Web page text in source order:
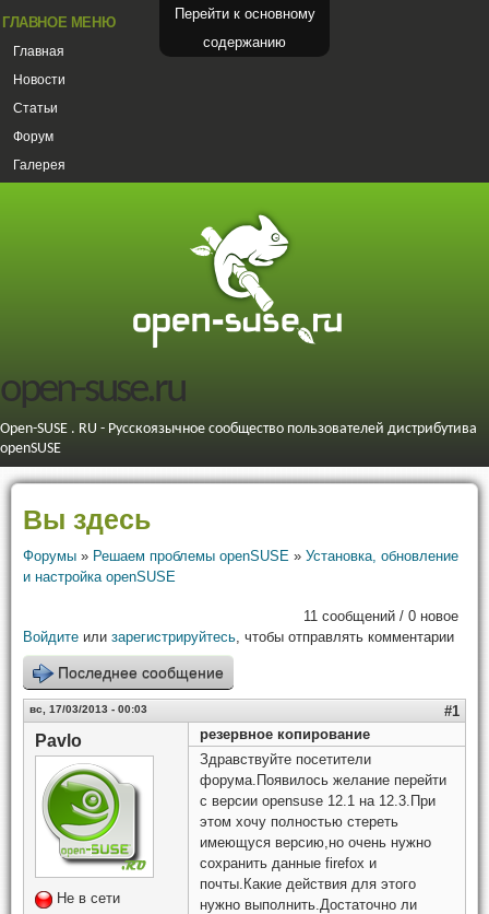
Перейти к основному
содержанию
ГЛАВНОЕ МЕНЮ
Главная
Новости
Статьи
Форум
Галерея
open-suse.ru
Open-SUSE . RU - Русскоязычное сообщество пользователей дистрибутива
openSUSE
Вы здесь
Форумы » Решаем проблемы openSUSE » Установка, обновление
и настройка openSUSE
11 сообщений / 0 новое
Войдите или зарегистрируйтесь, чтобы отправлять комментарии
Последнее сообщение
вс, 17/03/2013 - 00:03 #1
Pavlo
Не в сети
резервное копирование
Здравствуйте посетители
форума.Появилось желание перейти
с версии opensuse 12.1 на 12.3.При
этом хочу полностью стереть
имеющуся версию,но очень нужно
сохранить данные firefox и
почты.Какие действия для этого
нужно выполнить.Достаточно ли